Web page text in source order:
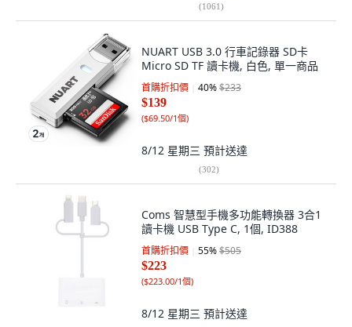
(1061)
NUART USB 3.0 行車記錄器 SD卡
Micro SD TF 讀卡機, 白色, 單一商品
首購折扣價 40%$233
$139
($69.50/1個)
8/12 星期三 預計送達
(302)
Coms 智慧型手機多功能轉換器 3合1
讀卡機 USB Type C, 1個, ID388
首購折扣價 55%$505
$223
($223.00/1個)
8/12 星期三 預計送達